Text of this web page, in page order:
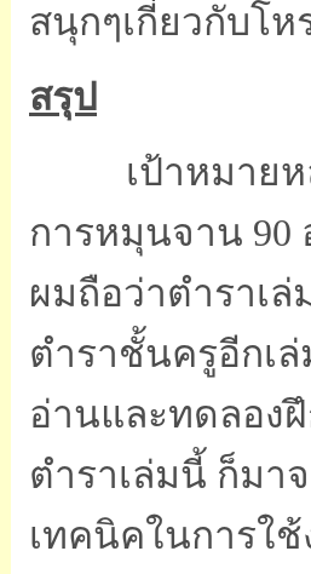
สนุกๆเกี่ยวกับโห
สรุป
เป้าหมาย
การหมุนจาน 90
ผมถือว่าตำราเล่
ตำราชั้นครูอีกเ
อ่านและทดลอง
ตำราเล่มนี้ ก็มา
เทคนิคในการใ